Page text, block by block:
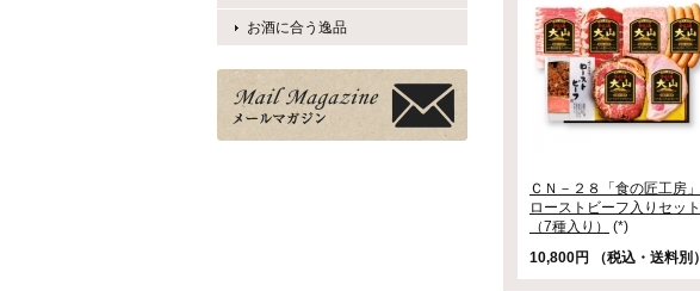
ＣＮ－２８「食の匠工房」
ローストビーフ入りセット
（7種入り）
(*)
10,800円 （税込・送料別）
お酒に合う逸品